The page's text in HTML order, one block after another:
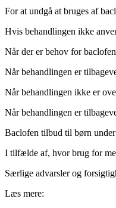
For at undgå at bruges af
Hvis behandlingen ikke
Når der er behov for
Når behandlingen er
Når behandlingen ikke er
Når behandlingen er
Baclofen tilbud til børn
I tilfælde af, hvor brug for
Særlige advarsler og
Læs mere: